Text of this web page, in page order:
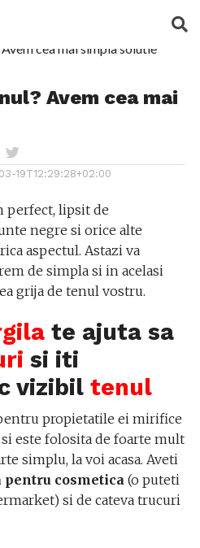
Avem cea mai
19T12:29:28+02:00
perfect, lipsit de
negre si orice alte
aspectul. Astazi va
de simpla si in acelasi
grija de tenul vostru.
te ajuta sa
si iti
vizibil tenul
propietatile ei mirifice
si este folosita de foarte mult
simplu, la voi acasa. Aveti
cosmetica(o puteti
si de cateva trucuri